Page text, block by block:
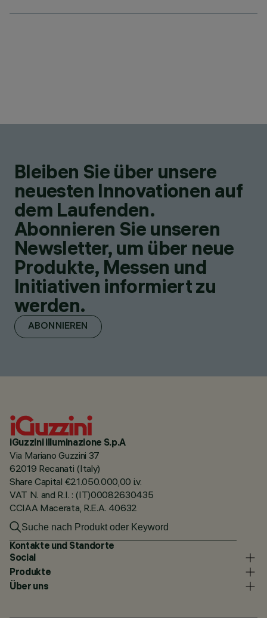
Bleiben Sie über unsere
neuesten Innovationen auf
dem Laufenden.
Abonnieren Sie unseren
Newsletter, um über neue
Produkte, Messen und
Initiativen informiert zu
werden.
ABONNIEREN
iGuzzini illuminazione S.p.A
Via Mariano Guzzini 37
62019 Recanati (Italy)
Share Capital €21.050.000,00 i.v.
VAT N. and R.I. : (IT)00082630435
CCIAA Macerata, R.E.A. 40632
Kontakte und Standorte
Social
Produkte
Über uns